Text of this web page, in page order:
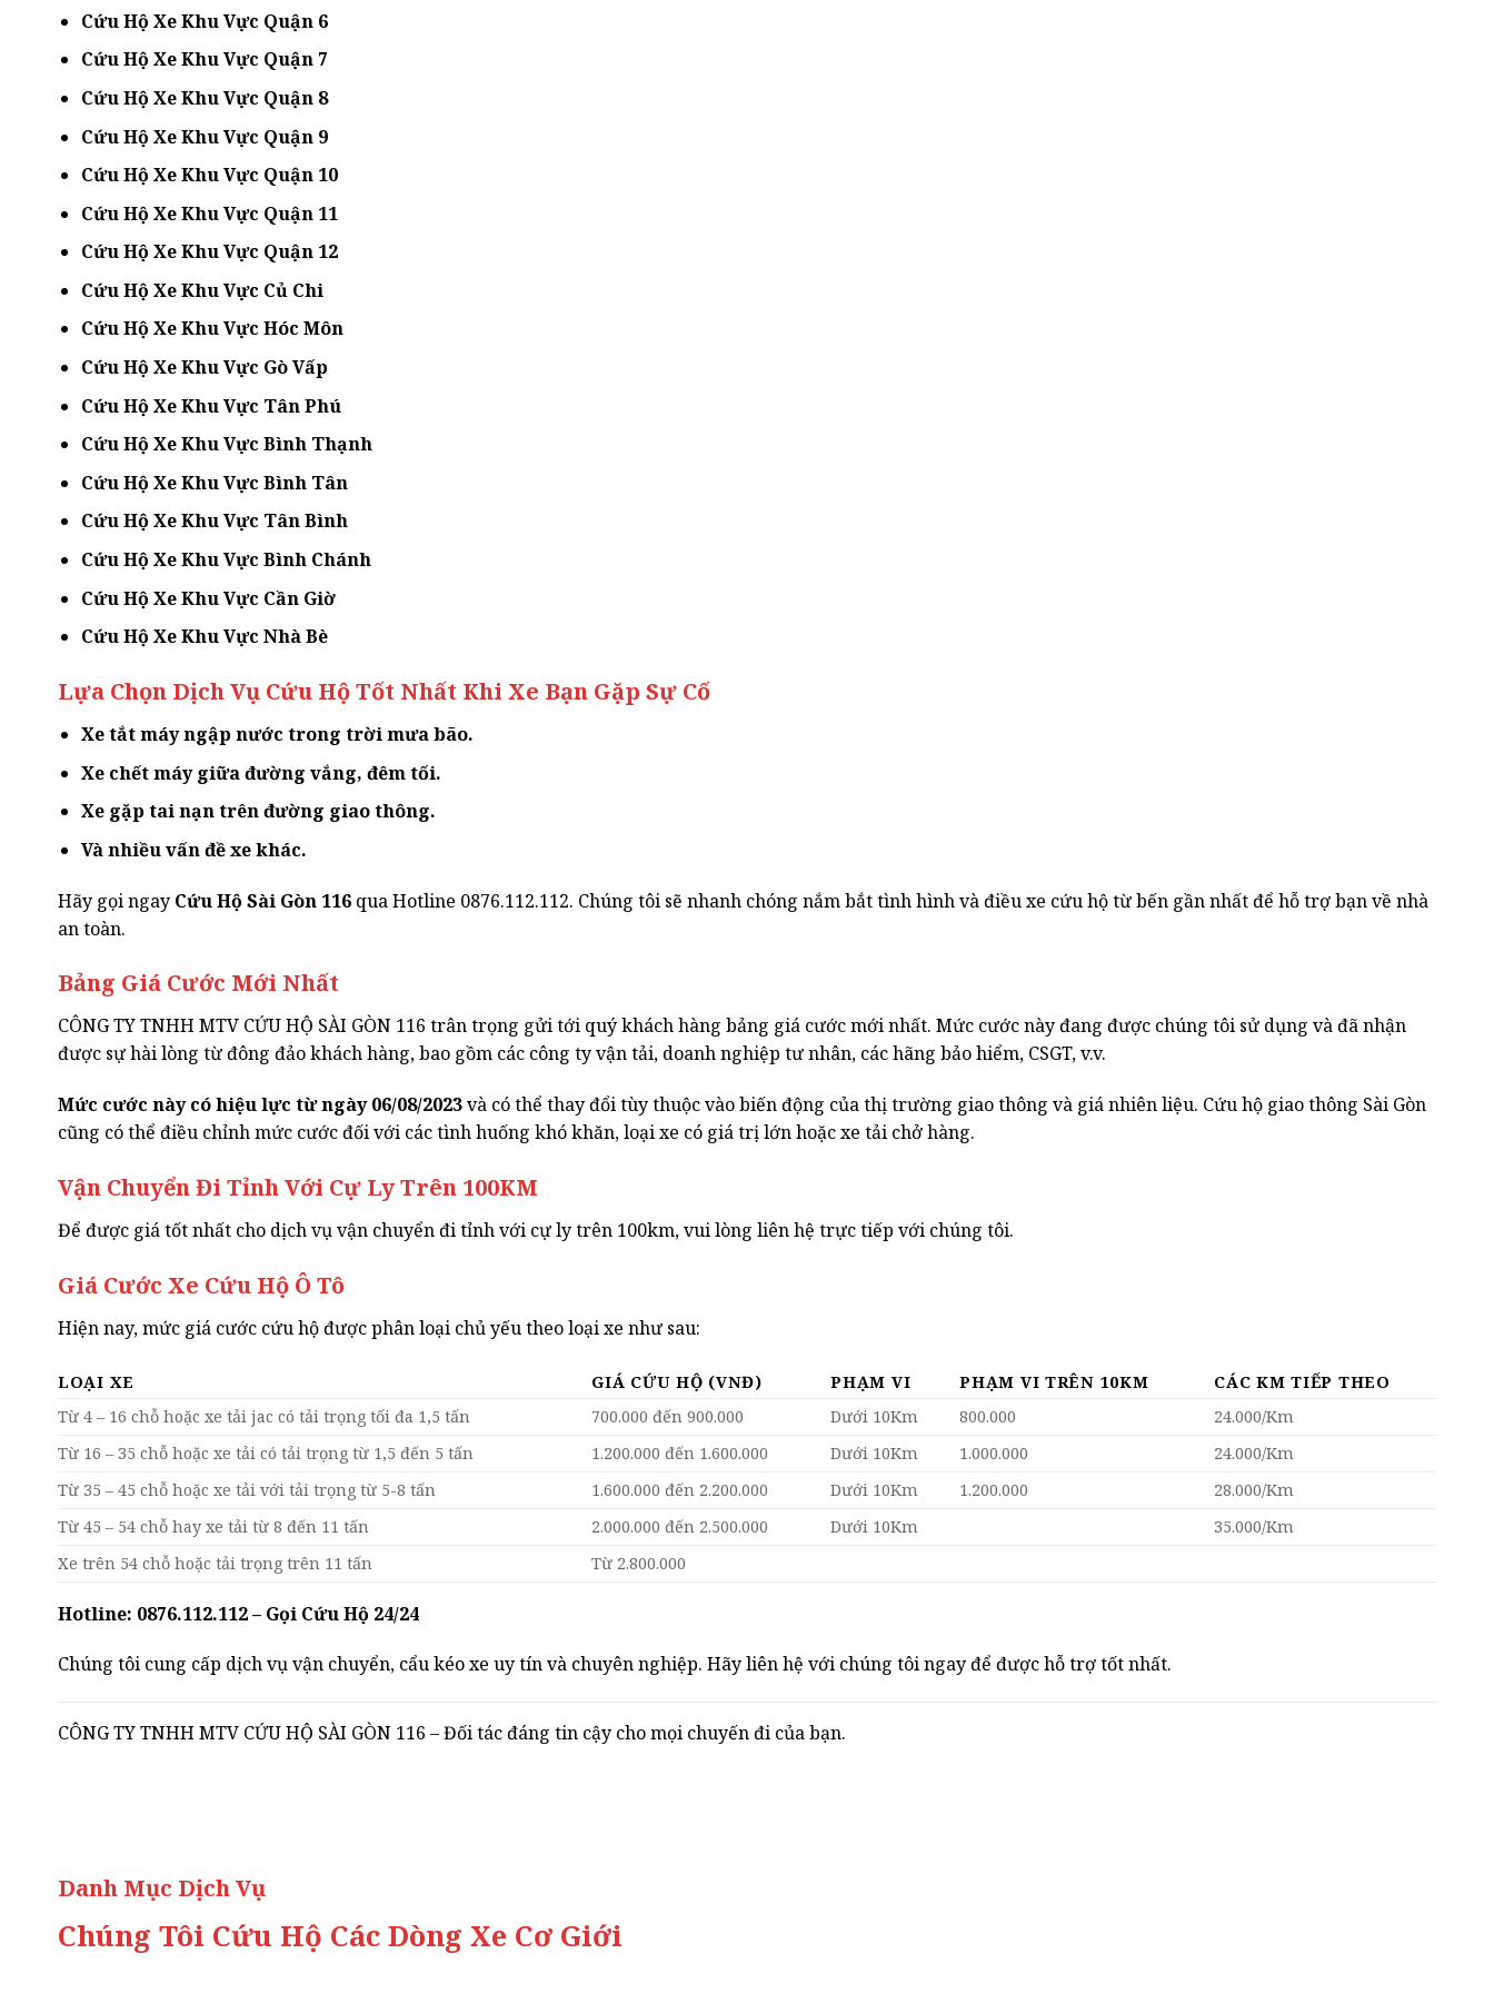
Cứu Hộ Xe Khu Vực Quận 6
Cứu Hộ Xe Khu Vực Quận 7
Cứu Hộ Xe Khu Vực Quận 8
Cứu Hộ Xe Khu Vực Quận 9
Cứu Hộ Xe Khu Vực Quận 10
Cứu Hộ Xe Khu Vực Quận 11
Cứu Hộ Xe Khu Vực Quận 12
Cứu Hộ Xe Khu Vực Củ Chi
Cứu Hộ Xe Khu Vực Hóc Môn
Cứu Hộ Xe Khu Vực Gò Vấp
Cứu Hộ Xe Khu Vực Tân Phú
Cứu Hộ Xe Khu Vực Bình Thạnh
Cứu Hộ Xe Khu Vực Bình Tân
Cứu Hộ Xe Khu Vực Tân Bình
Cứu Hộ Xe Khu Vực Bình Chánh
Cứu Hộ Xe Khu Vực Cần Giờ
Cứu Hộ Xe Khu Vực Nhà Bè
Lựa Chọn Dịch Vụ Cứu Hộ Tốt Nhất Khi Xe Bạn Gặp Sự Cố
Xe tắt máy ngập nước trong trời mưa bão.
Xe chết máy giữa đường vắng, đêm tối.
Xe gặp tai nạn trên đường giao thông.
Và nhiều vấn đề xe khác.
Hãy gọi ngay Cứu Hộ Sài Gòn 116 qua Hotline 0876.112.112. Chúng tôi sẽ nhanh chóng nắm bắt tình hình và điều xe cứu hộ từ bến gần nhất để hỗ trợ bạn về nhà
an toàn.
Bảng Giá Cước Mới Nhất
CÔNG TY TNHH MTV CỨU HỘ SÀI GÒN 116 trân trọng gửi tới quý khách hàng bảng giá cước mới nhất. Mức cước này đang được chúng tôi sử dụng và đã nhận
được sự hài lòng từ đông đảo khách hàng, bao gồm các công ty vận tải, doanh nghiệp tư nhân, các hãng bảo hiểm, CSGT, v.v.
Mức cước này có hiệu lực từ ngày 06/08/2023và có thể thay đổi tùy thuộc vào biến động của thị trường giao thông và giá nhiên liệu. Cứu hộ giao thông Sài Gòn
cũng có thể điều chỉnh mức cước đối với các tình huống khó khăn, loại xe có giá trị lớn hoặc xe tải chở hàng.
Vận Chuyển Đi Tỉnh Với Cự Ly Trên 100KM
Để được giá tốt nhất cho dịch vụ vận chuyển đi tỉnh với cự ly trên 100km, vui lòng liên hệ trực tiếp với chúng tôi.
Giá Cước Xe Cứu Hộ Ô Tô
Hiện nay, mức giá cước cứu hộ được phân loại chủ yếu theo loại xe như sau:
LOẠI XE GIÁ CỨU HỘ (VNĐ) PHẠM VI PHẠM VI TRÊN 10KM
CÁC KM TIẾP THEO
Từ 4 – 16 chỗ hoặc xe tải jac có tải trọng tối đa 1,5 tấn
700.000 đến 900.000 Dưới 10Km 800.000
24.000/Km
Từ 16 – 35 chỗ hoặc xe tải có tải trọng từ 1,5 đến 5 tấn
1.200.000 đến 1.600.000 Dưới 10Km 1.000.000
24.000/Km
Từ 35 – 45 chỗ hoặc xe tải với tải trọng từ 5-8 tấn
1.600.000 đến 2.200.000 Dưới 10Km 1.200.000
28.000/Km
Từ 45 – 54 chỗ hay xe tải từ 8 đến 11 tấn
2.000.000 đến 2.500.000 Dưới 10Km
35.000/Km
Xe trên 54 chỗ hoặc tải trọng trên 11 tấn
Từ 2.800.000
Hotline: 0876.112.112 – Gọi Cứu Hộ 24/24
Chúng tôi cung cấp dịch vụ vận chuyển, cẩu kéo xe uy tín và chuyên nghiệp. Hãy liên hệ với chúng tôi ngay để được hỗ trợ tốt nhất.
CÔNG TY TNHH MTV CỨU HỘ SÀI GÒN 116 – Đối tác đáng tin cậy cho mọi chuyến đi của bạn.
Danh Mục Dịch Vụ
Chúng Tôi Cứu Hộ Các Dòng Xe Cơ Giới